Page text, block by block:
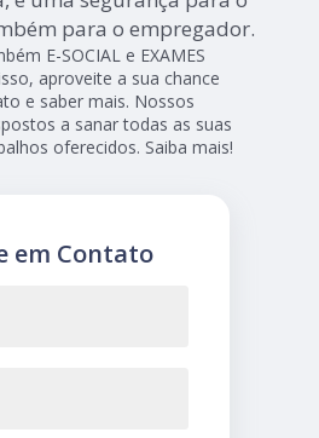
para o empregador.
E-SOCIAL e EXAMES
aproveite a sua chance
e saber mais. Nossos
a sanar todas as suas
oferecidos. Saiba mais!
em Contato